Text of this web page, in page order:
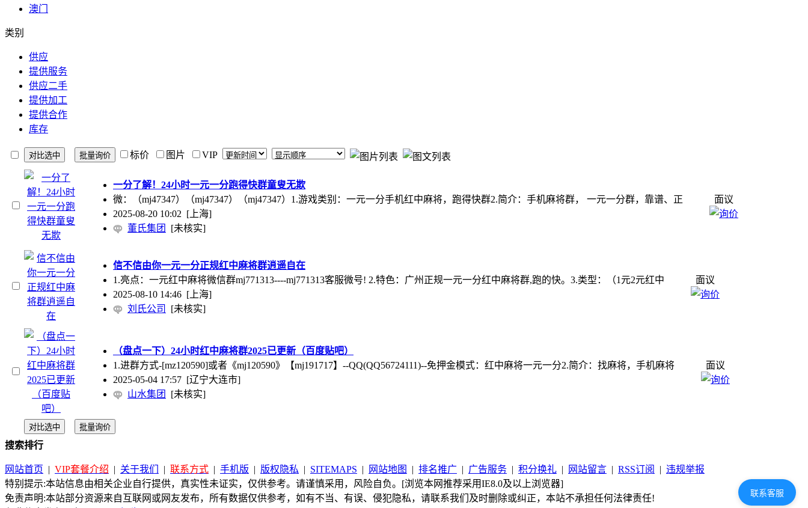
澳门
类别
供应
提供服务
供应二手
提供加工
提供合作
库存
标价 图片 VIP
一分了解！24小时一元一分跑得快群童叟无欺
微：（mj47347）（mj47347）（mj47347）1.游戏类别：一元一分手机红中麻将，跑得快群2.简介：手机麻将群， 一元一分群，靠谱、正
2025-08-20 10:02 [上海]
董氏集团
[未核实]
面议
信不信由你一元一分正规红中麻将群逍遥自在
1.亮点：一元红中麻将微信群mj771313----mj771313客服微号! 2.特色：广州正规一元一分红中麻将群,跑的快。3.类型：（1元2元红中
2025-08-10 14:46 [上海]
刘氏公司
[未核实]
面议
（盘点一下）24小时红中麻将群2025已更新（百度贴吧）
1.进群方式-[mz120590]或者《mj120590》【mj191717】--QQ(QQ56724111)--免押金模式：红中麻将一元一分2.简介：找麻将，手机麻将
2025-05-04 17:57 [辽宁大连市]
山水集团
[未核实]
面议
搜索排行
网站首页 | VIP套餐介绍 | 关于我们 | 联系方式 | 手机版 | 版权隐私 | SITEMAPS | 网站地图 | 排名推广 | 广告服务 | 积分换礼 | 网站留言 | RSS订阅 | 违规举报
特别提示:本站信息由相关企业自行提供，真实性未证实，仅供参考。请谨慎采用，风险自负。[浏览本网推荐采用IE8.0及以上浏览器]
免责声明:本站部分资源来自互联网或网友发布，所有数据仅供参考，如有不当、有误、侵犯隐私，请联系我们及时删除或纠正，本站不承担任何法律责任!
联系客服